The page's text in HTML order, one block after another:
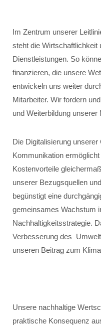
Im Zentrum unserer
steht die Wirtschaftlichkeit
Dienstleistungen. So
finanzieren, die unsere
entwickeln uns weiter
Mitarbeiter. Wir fordern
und Weiterbildung unserer
Die Digitalisierung
Kommunikation
Kostenvorteile
unserer Bezugsquellen
begünstigt eine
gemeinsames Wachstum
Nachhaltigkeitsstrategie.
Verbesserung des
unseren Beitrag zum
Unsere nachhaltige
praktische Konsequenz